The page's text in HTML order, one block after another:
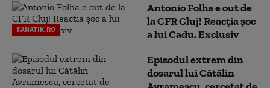
FANATIK.RO
Antonio Folha e out de
la CFR Cluj! Reacția șoc
a lui Cadu. Exclusiv
Episodul extrem din
dosarul lui Cătălin